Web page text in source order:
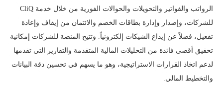
الرواتب والفواتير والتحويلات والحوالات الفورية من خلال خدمة CliQ
للشركات، وإصدار وإدارة بطاقات الخصم والائتمان من إيقاف وإعادة
تفعيل، فضلاً عن إيداع الشيكات إلكترونياً. وتتيح المنصة للشركات إمكانية
تحقيق أقصى فائدة من التحليلات المالية المتقدمة والتقارير التي تقدمها
لدعم اتخاذ القرارات الاستراتيجية، وهو ما يسهم في تحسين دقة البيانات
والتخطيط المالي.